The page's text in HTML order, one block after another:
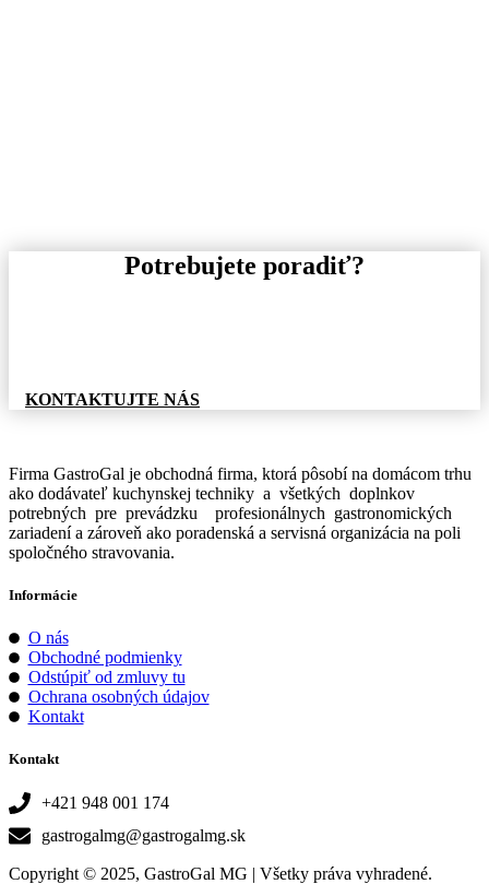
Potrebujete poradiť?
KONTAKTUJTE NÁS
Firma GastroGal je obchodná firma, ktorá pôsobí na domácom trhu
ako dodávateľ kuchynskej techniky a všetkých doplnkov
potrebných pre prevádzku profesionálnych gastronomických
zariadení a zároveň ako poradenská a servisná organizácia na poli
spoločného stravovania.
Informácie
O nás
Obchodné podmienky
Odstúpiť od zmluvy tu
Ochrana osobných údajov
Kontakt
Kontakt
+421 948 001 174
gastrogalmg@gastrogalmg.sk
Copyright © 2025, GastroGal MG | Všetky práva vyhradené.